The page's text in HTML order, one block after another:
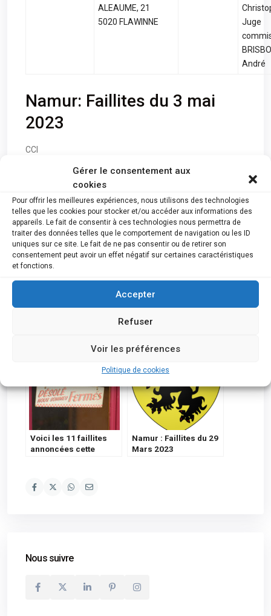
Gérer le consentement aux
cookies
Pour offrir les meilleures expériences, nous utilisons des technologies
telles que les cookies pour stocker et/ou accéder aux informations des
appareils. Le fait de consentir à ces technologies nous permettra de
traiter des données telles que le comportement de navigation ou les ID
uniques sur ce site. Le fait de ne pas consentir ou de retirer son
consentement peut avoir un effet négatif sur certaines caractéristiques
et fonctions.
Accepter
Refuser
Voir les préférences
Politique de cookies
ALEAUME, 21
5020 FLAWINNE
Juge
André
Namur: Faillites du 3 mai
2023
CCI
Namur: Faillites du 14 juin 2023
Voir Plus :
clients et les nombreux
l’enseigne va faire
faillite 19 personnes
Voici les 11 faillites
annoncées cette
Botte du Hainaut
Namur : Faillites du 29
Mars 2023
Nous suivre